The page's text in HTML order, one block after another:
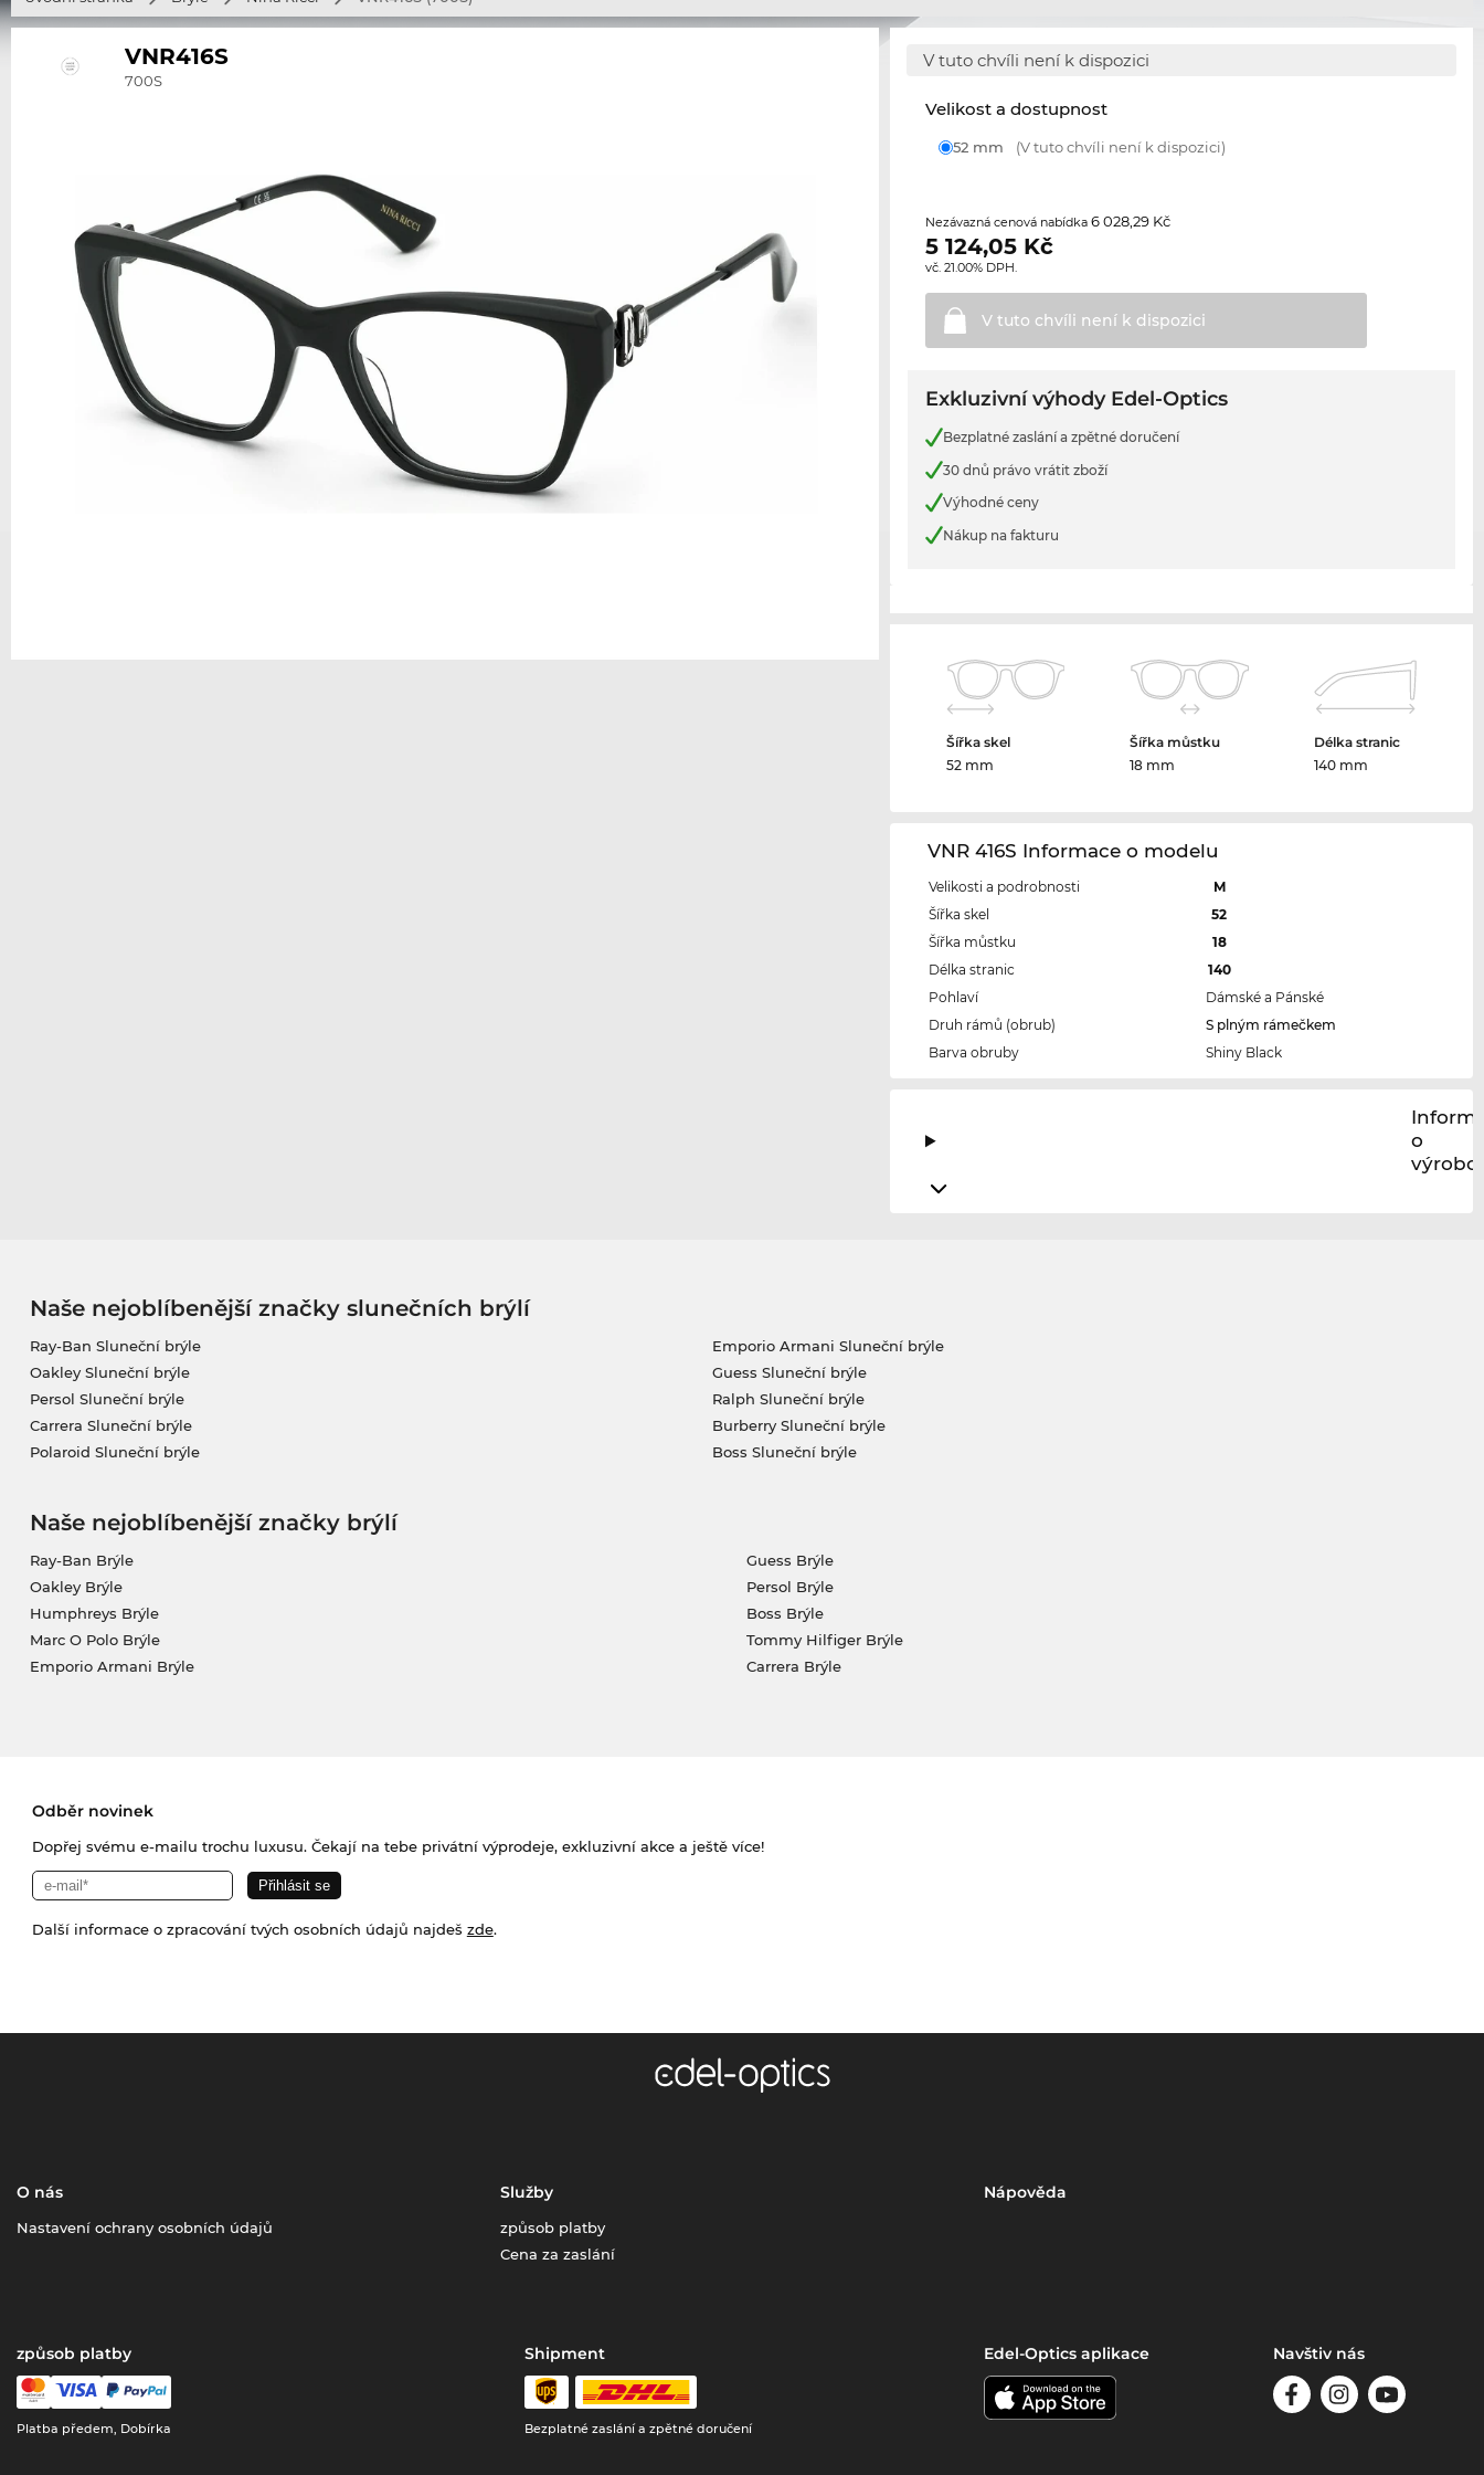
VNR416S
700S
V tuto chvíli není k dispozici
Velikost a dostupnost
52 mm (V tuto chvíli není k dispozici)
Nezávazná cenová nabídka6 028,29 Kč
5 124,05 Kč
vč. 21.00% DPH.
V tuto chvíli není k dispozici
Exkluzivní výhody Edel-Optics
Bezplatné zaslání a zpětné doručení
30 dnů právo vrátit zboží
Výhodné ceny
Nákup na fakturu
Šířka skel
52 mm
Šířka můstku
18 mm
Délka stranic
140 mm
VNR 416S Informace o modelu
Velikosti a podrobnosti
M
Šířka skel
52
Šířka můstku
18
Délka stranic
140
Pohlaví
Dámské a Pánské
Druh rámů (obrub)
S plným rámečkem
Barva obruby
Shiny Black
o
výrobci
Naše nejoblíbenější značky slunečních brýlí
Ray-Ban Sluneční brýle
Oakley Sluneční brýle
Persol Sluneční brýle
Carrera Sluneční brýle
Polaroid Sluneční brýle
Emporio Armani Sluneční brýle
Guess Sluneční brýle
Ralph Sluneční brýle
Burberry Sluneční brýle
Boss Sluneční brýle
Naše nejoblíbenější značky brýlí
Ray-Ban Brýle
Oakley Brýle
Humphreys Brýle
Marc O Polo Brýle
Emporio Armani Brýle
Guess Brýle
Persol Brýle
Boss Brýle
Tommy Hilfiger Brýle
Carrera Brýle
Odběr novinek
Dopřej svému e-mailu trochu luxusu. Čekají na tebe privátní výprodeje, exkluzivní akce a ještě více!
Další informace o zpracování tvých osobních údajů najdeš zde.
O nás
Nastavení ochrany osobních údajů
Služby
způsob platby
Cena za zaslání
Nápověda
způsob platby
Platba předem, Dobírka
Shipment
Bezplatné zaslání a zpětné doručení
Edel-Optics aplikace Navštiv nás